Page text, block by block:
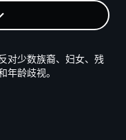
对少数族裔、妇女、残
年龄歧视。